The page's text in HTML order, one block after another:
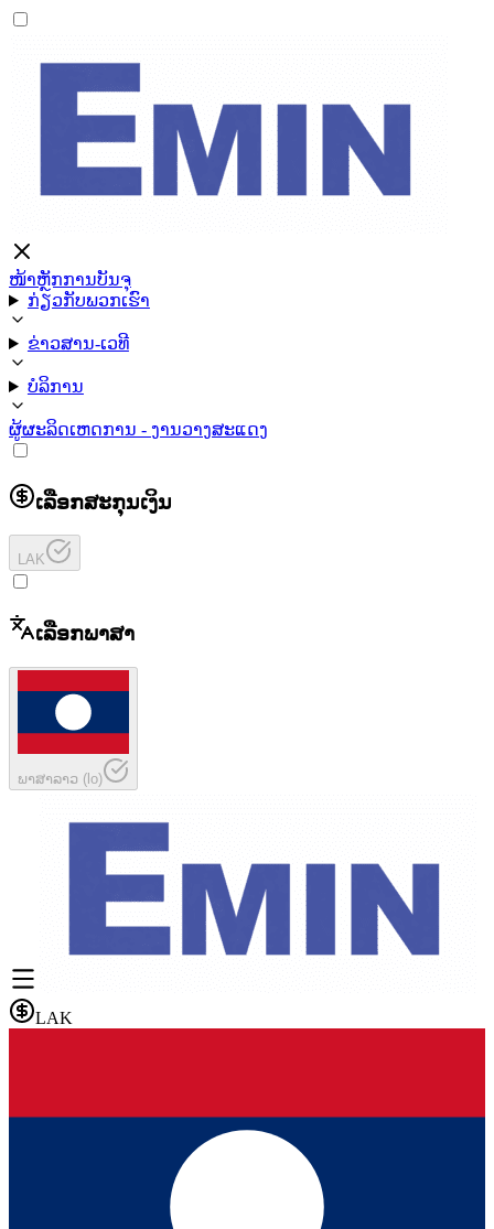
ໜ້າຫຼັກການບັນຈຸ
ກ່ຽວກັບພວກເຮົາ
ຂ່າວສານ-ເວທີ
ບໍລິການ
ຜູ້ຜະລິດເຫດການ - ງານວາງສະແດງ
ເລືອກສະກຸນເງິນ
LAK
ເລືອກພາສາ
ພາສາລາວ (lo)
LAK